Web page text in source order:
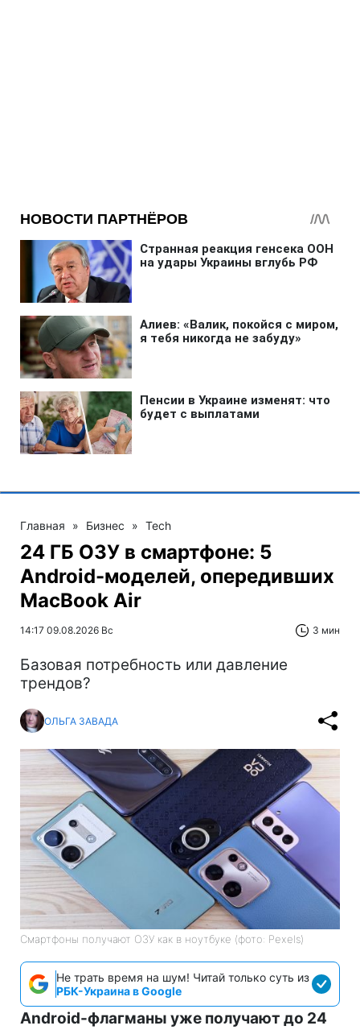
Главная » Бизнес » Tech
24 ГБ ОЗУ в смартфоне: 5
Android-моделей, опередивших
MacBook Air
14:17 09.08.2026 Вс 3 мин
Базовая потребность или давление
трендов?
ОЛЬГА ЗАВАДА
Смартфоны получают ОЗУ как в ноутбуке (фото: Pexels)
Не трать время на шум! Читай только суть из
РБК-Украина в Google
Android-флагманы уже получают до 24